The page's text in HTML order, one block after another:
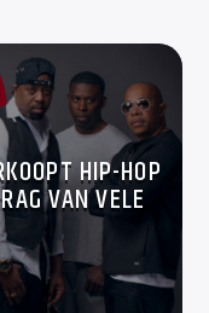
HIP-HOP
VAN VELE